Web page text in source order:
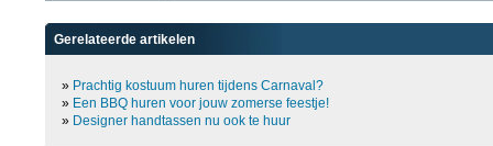
Gerelateerde artikelen
» Prachtig kostuum huren tijdens Carnaval?
» Een BBQ huren voor jouw zomerse feestje!
» Designer handtassen nu ook te huur